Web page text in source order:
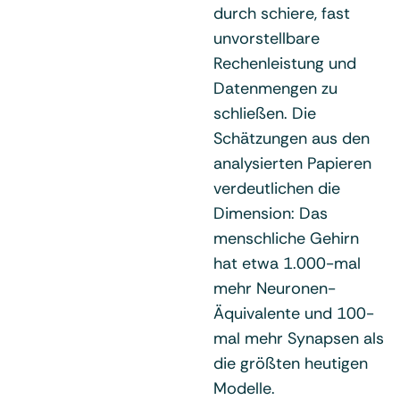
durch schiere, fast
unvorstellbare
Rechenleistung und
Datenmengen zu
schließen. Die
Schätzungen aus den
analysierten Papieren
verdeutlichen die
Dimension: Das
menschliche Gehirn
hat etwa 1.000-mal
mehr Neuronen-
Äquivalente und 100-
mal mehr Synapsen als
die größten heutigen
Modelle.